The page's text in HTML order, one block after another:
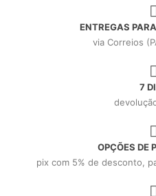
ENTREGAS
via Correios
7
OPÇÕES DE
pix com 5% de desconto,